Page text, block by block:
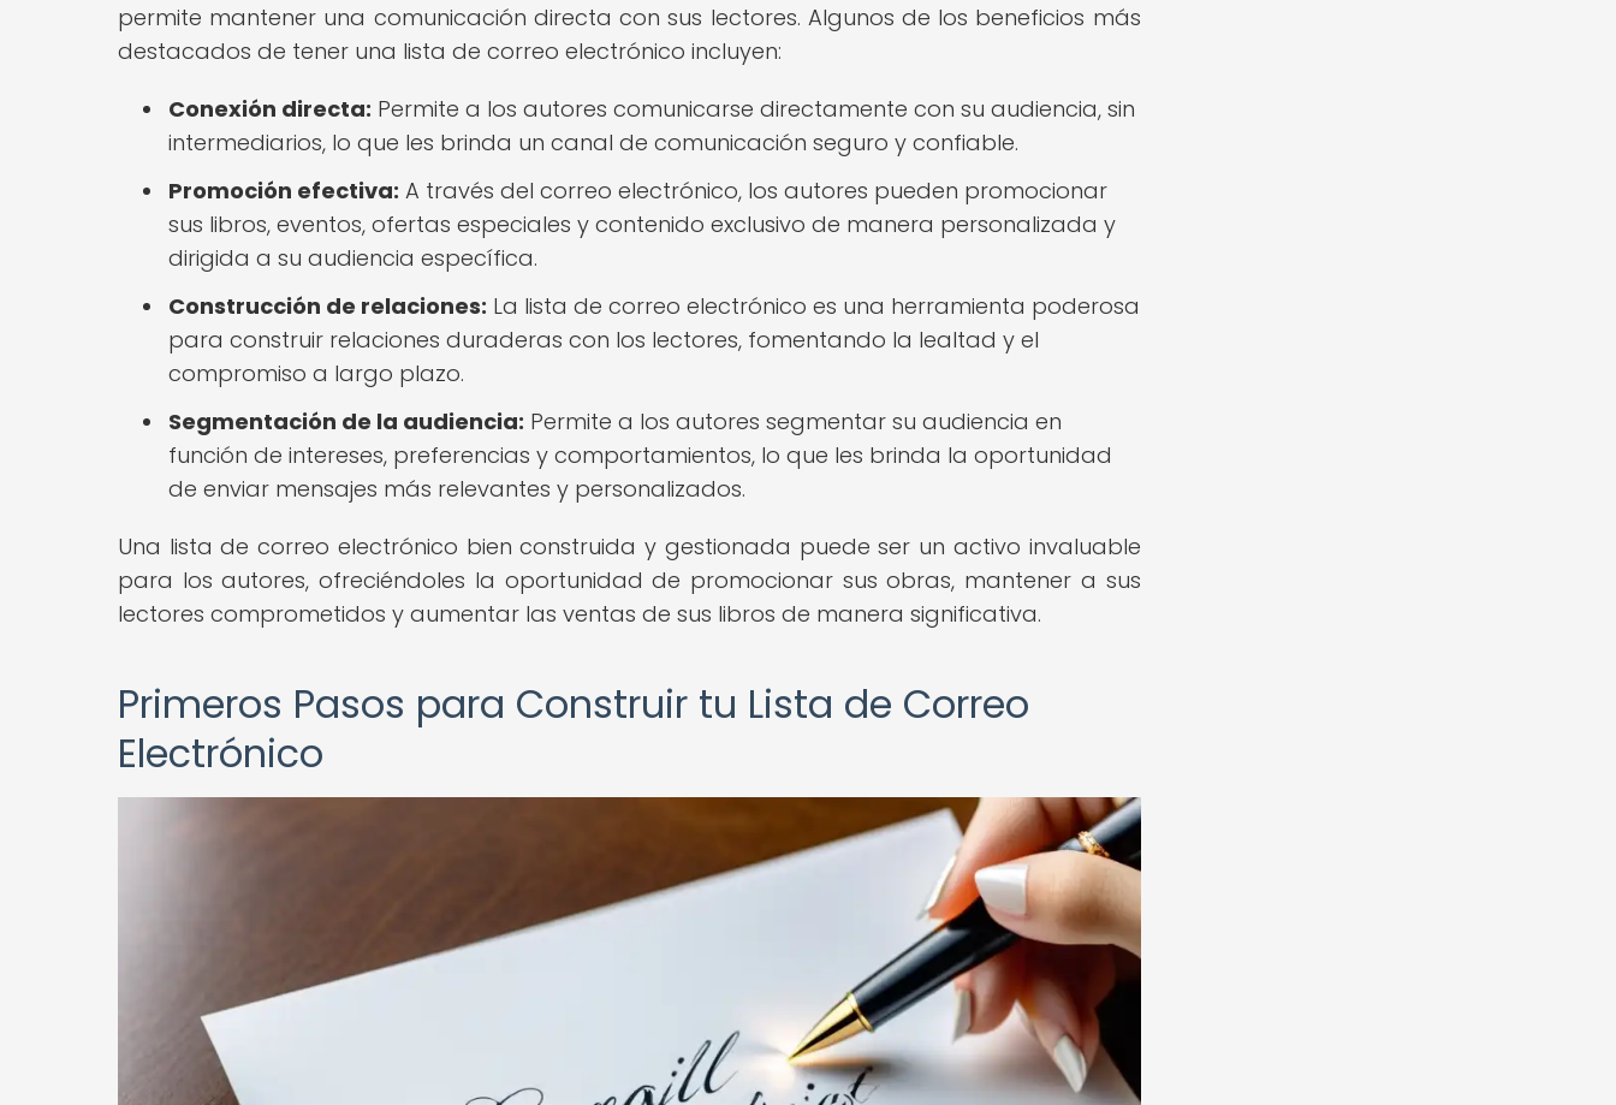
permite mantener una comunicación directa con sus lectores. Algunos de los beneficios más
destacados de tener una lista de correo electrónico incluyen:
Conexión directa: Permite a los autores comunicarse directamente con su audiencia, sin
intermediarios, lo que les brinda un canal de comunicación seguro y confiable.
Promoción efectiva: A través del correo electrónico, los autores pueden promocionar
sus libros, eventos, ofertas especiales y contenido exclusivo de manera personalizada y
dirigida a su audiencia específica.
Construcción de relaciones: La lista de correo electrónico es una herramienta poderosa
para construir relaciones duraderas con los lectores, fomentando la lealtad y el
compromiso a largo plazo.
Segmentación de la audiencia: Permite a los autores segmentar su audiencia en
función de intereses, preferencias y comportamientos, lo que les brinda la oportunidad
de enviar mensajes más relevantes y personalizados.
Una lista de correo electrónico bien construida y gestionada puede ser un activo invaluable
para los autores, ofreciéndoles la oportunidad de promocionar sus obras, mantener a sus
lectores comprometidos y aumentar las ventas de sus libros de manera significativa.
Primeros Pasos para Construir tu Lista de Correo
Electrónico